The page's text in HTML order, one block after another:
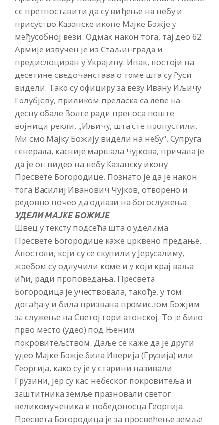
се претпоставити да су виђење на небу и
присуство Казанске иконе Мајке Божје у
међусобној вези. Одмах након тога, тај део 62.
Армије извучен је из Стаљинграда и
предислоциран у Украјину. Ипак, постоји на
десетине сведочанстава о томе шта су Руси
видели. Тако су официру за везу Ивану Иљичу
Голубјову, приликом преласка са леве на
десну обале Волге ради преноса поште,
војници рекли: „Иљичу, шта сте пропустили.
Ми смо Мајку Божију видели на небу“. Супруга
генерала, касније маршала Чујкова, причала је
да је он видео на небу Казанску икону
Пресвете Богородице. Познато је да је након
тога Василиј Иванович Чујков, отворено и
редовно почео да одлази на богослужења.
УДЕЛИ МАЈКЕ БОЖИЈЕ
Швец у тексту подсећа шта о уделима
Пресвете Богородице каже црквено предање.
Апостоли, који су се скупили у Јерусалиму,
жребом су одлучили коме и у који крај ваља
ићи, ради проповедања. Пресвета
Богородица је учествовала, такође, у том
догађају и била призвана промислом Божјим
за служење на Светој гори атонској. То је било
прво место (удео) под Њеним
покровитељством. Даље се каже да је други
удео Мајке Божје била Иверија (Грузија) или
Георгија, како су је у старини називали
Грузини, јер су као небеског покровитеља и
заштитника земље празновали светог
великомученика и победоносца Георгија.
Пресвета Богородица је за просвећење земље